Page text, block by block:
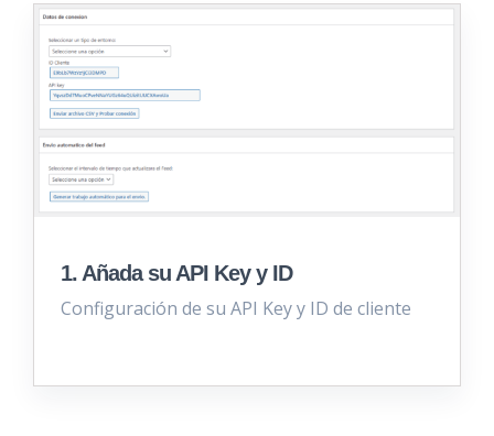
1. Añada su API Key y ID
Configuración de su API Key y ID de cliente